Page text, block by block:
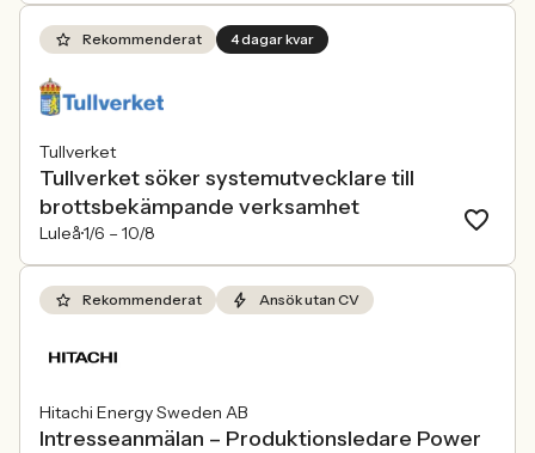
Rekommenderat 4 dagar kvar
Tullverket
Tullverket söker systemutvecklare till
brottsbekämpande verksamhet
Luleå1/6 – 10/8
Rekommenderat Ansök utan CV
Hitachi Energy Sweden AB
Intresseanmälan – Produktionsledare Power